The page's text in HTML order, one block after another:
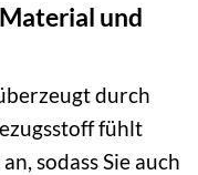
und
durch
fühlt
sodass Sie auch